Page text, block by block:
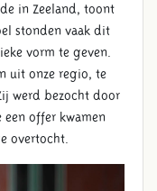
in Zeeland, toont
stonden vaak dit
vorm te geven.
uit onze regio, te
werd bezocht door
een offer kwamen
overtocht.